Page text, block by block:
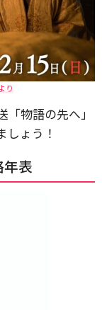
り
物語の先へ」
ょう！
表